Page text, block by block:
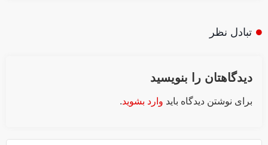
تبادل نظر
دیدگاهتان را بنویسید
برای نوشتن دیدگاه باید وارد بشوید.